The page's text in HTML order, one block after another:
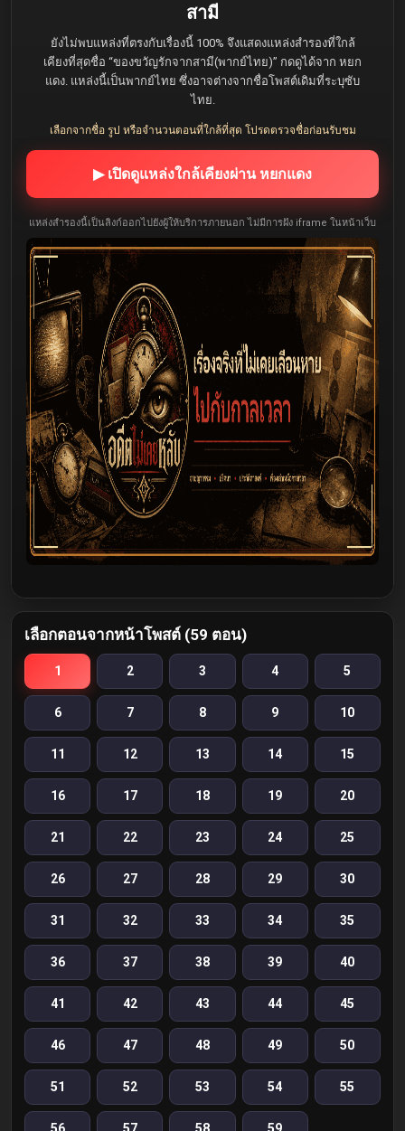
สามี
ยังไม่พบแหล่งที่ตรงกับเรื่องนี้ 100% จึงแสดงแหล่งสำรองที่ใกล้
เคียงที่สุดชื่อ “ของขวัญรักจากสามี(พากย์ไทย)” กดดูได้จาก หยก
แดง. แหล่งนี้เป็นพากย์ไทย ซึ่งอาจต่างจากชื่อโพสต์เดิมที่ระบุซับ
ไทย.
เลือกจากชื่อ รูป หรือจำนวนตอนที่ใกล้ที่สุด โปรดตรวจชื่อก่อนรับชม
▶ เปิดดูแหล่งใกล้เคียงผ่าน หยกแดง
แหล่งสำรองนี้เป็นลิงก์ออกไปยังผู้ให้บริการภายนอก ไม่มีการฝัง iframe ในหน้าเว็บ
เลือกตอนจากหน้าโพสต์ (59 ตอน)
1 2 3 4 5
6 7 8 9 10
11 12 13 14 15
16 17 18 19 20
21 22 23 24 25
26 27 28 29 30
31 32 33 34 35
36 37 38 39 40
41 42 43 44 45
46 47 48 49 50
51 52 53 54 55